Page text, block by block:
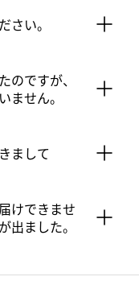
さい。
のですが、
ません。
まして
けできませ
出ました。